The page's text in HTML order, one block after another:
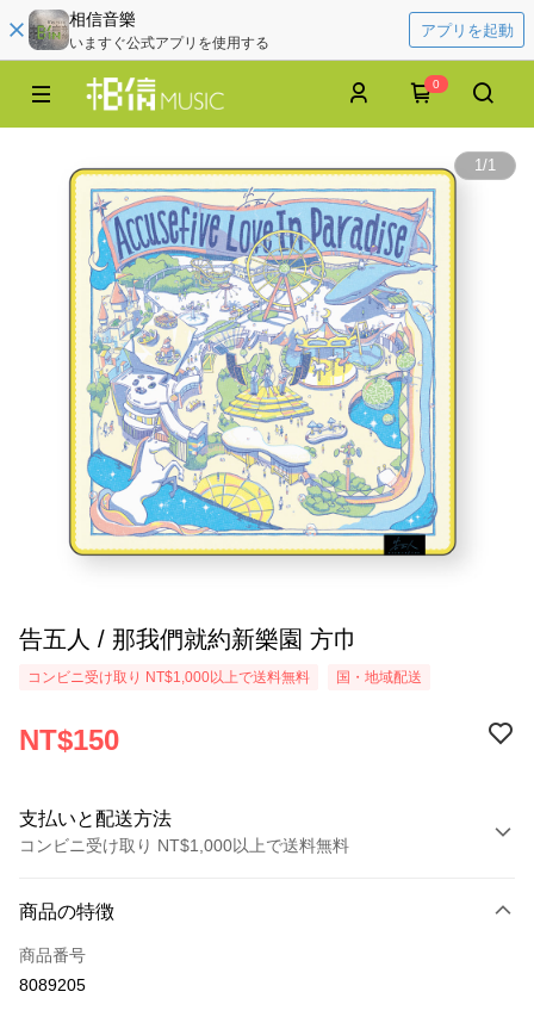
相信音樂
いますぐ公式アプリを使用する
アプリを起動
0
1/1
告五人 / 那我們就約新樂園 方巾
コンビニ受け取り NT$1,000以上で送料無料 国・地域配送
NT$150
支払いと配送方法
コンビニ受け取り NT$1,000以上で送料無料
クレジットカード1回払い
コンビニ店頭代金引換
商品の特徴
商品番号
8089205